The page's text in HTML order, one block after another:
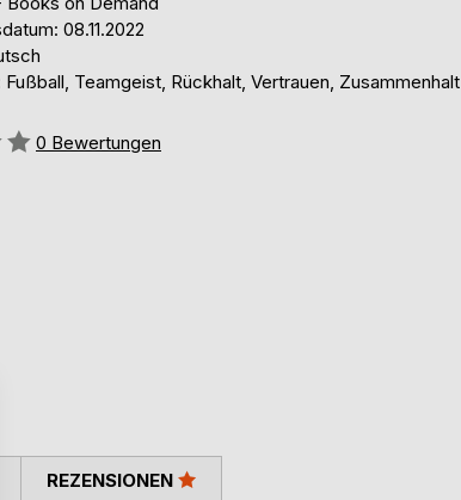
08.11.2022
Teamgeist, Rückhalt, Vertrauen, Zusammenhalt
0 Bewertungen
REZENSIONEN